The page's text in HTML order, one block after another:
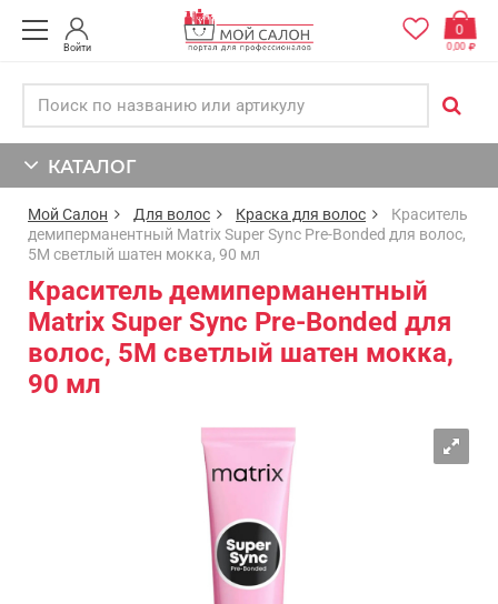
Войти
0
0,00
КАТАЛОГ
Мой Салон Для волос Краска для волос
Краситель
демиперманентный Matrix Super Sync Pre-Bonded для волос,
5M светлый шатен мокка, 90 мл
Краситель демиперманентный
Matrix Super Sync Pre-Bonded для
волос, 5M светлый шатен мокка,
90 мл